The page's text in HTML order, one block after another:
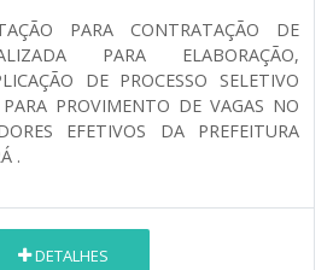
PARA CONTRATAÇÃO DE
PARA ELABORAÇÃO,
DE PROCESSO SELETIVO
PROVIMENTO DE VAGAS NO
EFETIVOS DA PREFEITURA
.
DETALHES